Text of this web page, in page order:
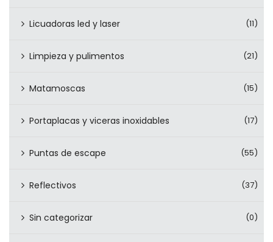
Licuadoras led y laser (11)
Limpieza y pulimentos (21)
Matamoscas (15)
Portaplacas y viceras inoxidables (17)
Puntas de escape (55)
Reflectivos (37)
Sin categorizar (0)